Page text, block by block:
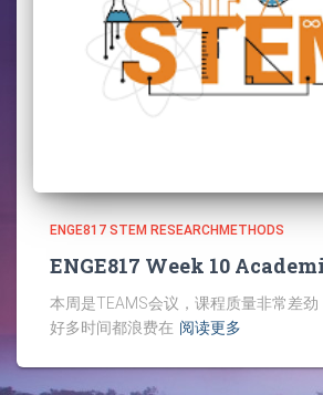
ENGE817 STEM RESEARCHMETHODS
ENGE817 Week 10
本周是TEAMS会议，课程质量非常差劲
好多时间都浪费在 阅读更多